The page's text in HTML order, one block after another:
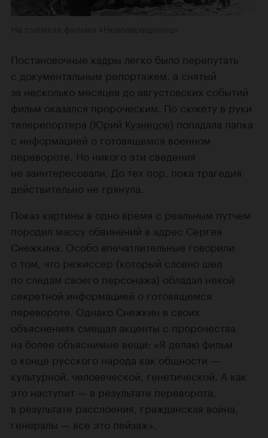
Постановочные кадры легко было перепутать
с документальным репортажем, а снятый
за несколько месяцев до августовских событий
фильм оказался пророческим. По сюжету в руки
телерепортера (Юрий Кузнецов) попадала папка
с информацией о готовящемся военном
перевороте. Но никого эти сведения
не заинтересовали. До тех пор, пока трагедия
действительно не грянула.
Показ картины в одно время с реальным путчем
породил массу обвинений в адрес Сергея
Снежкина. Особо впечатлительные говорили
о том, что режиссер (который словно шел
по следам своего персонажа) обладал некой
секретной информацией о готовящемся
перевороте. Однако Снежкин в своих
объяснениях смещал акценты с пророчества
на более объяснимые вещи: «Я делаю фильм
о конце русского народа как общности —
культурной, человеческой, генетической. А как
это наступит — в результате переворота,
в результате расслоения, гражданская война,
генералы — все это пейзаж».